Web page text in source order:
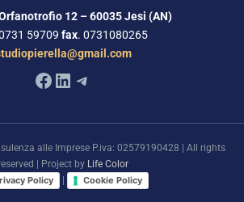
12 – 60035 Jesi (AN)
59709 fax. 0731080265
Facebook
LinkedIn
Telegram
alle Imprese P.iva: 02579190428 | All rights
| Project by Life Color
Policy
Cookie Policy